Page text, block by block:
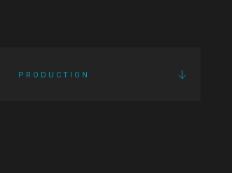
PRODUCTION